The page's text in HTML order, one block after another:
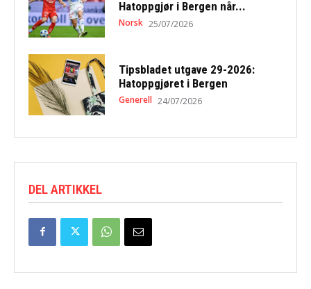
Hatoppgjør i Bergen når...
Norsk 25/07/2026
Tipsbladet utgave 29-2026:
Hatoppgjøret i Bergen
Generell 24/07/2026
DEL ARTIKKEL